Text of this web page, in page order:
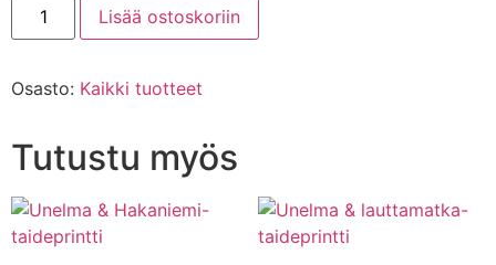
Lisää ostoskoriin
Osasto: Kaikki tuotteet
Tutustu myös